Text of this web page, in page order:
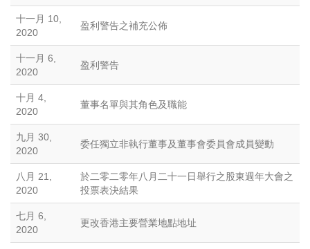
十一月 10,
2020
盈利警告之補充公佈
十一月 6,
2020
盈利警告
十月 4,
2020
董事名單與其角色及職能
九月 30,
2020
委任獨立非執行董事及董事會委員會成員變動
八月 21,
2020
於二零二零年八月二十一日舉行之股東週年大會之
投票表決結果
七月 6,
2020
更改香港主要營業地點地址